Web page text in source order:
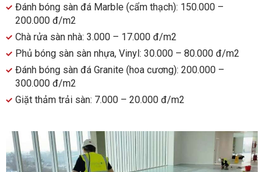
Đánh bóng sàn đá Marble (cẩm thạch): 150.000 –
200.000 đ/m2
Chà rửa sàn nhà: 3.000 – 17.000 đ/m2
Phủ bóng sàn sàn nhựa, Vinyl: 30.000 – 80.000 đ/m2
Đánh bóng sàn đá Granite (hoa cương): 200.000 –
300.000 đ/m2
Giặt thảm trải sàn: 7.000 – 20.000 đ/m2